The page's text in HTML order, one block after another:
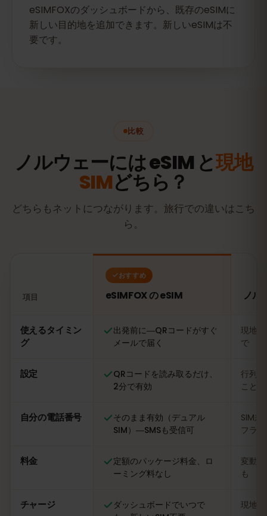
eSIMFOXのダッシュボードから、既存のeSIMに
新しい目的地を追加できます。新しいeSIMは不
要です。
比較
ノルウェーには eSIM と現地
SIMどちら？
どちらもネットにつながります。旅行での違いはこち
ら。
項目
おすすめ
eSIMFOX の eSIM ノル
使えるタイミン
グ
出発前に―QRコードがすぐ
メールで届く
現地
で
設定
QRコードを読み取るだけ、
2分で有効
行列
ことも
自分の電話番号
そのまま有効（デュアル
SIM）―SMSも受信可
SIM
フラ
料金
定額のパッケージ料金、ロ
ーミング料なし
変動
も
チャージ
ダッシュボードでいつで
現地